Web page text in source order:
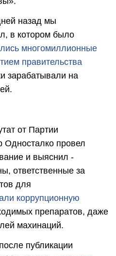
назад мы
в котором было
многомиллионные
правительства
зарабатывали на
от Партии
Односталко провел
и выяснил -
ответственные за
для
коррупционную
препаратов, даже
махинаций.
публикации